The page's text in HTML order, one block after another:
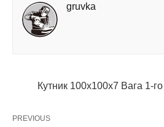
gruvka
Кутник 100х100х7 Вага 1-го
PREVIOUS